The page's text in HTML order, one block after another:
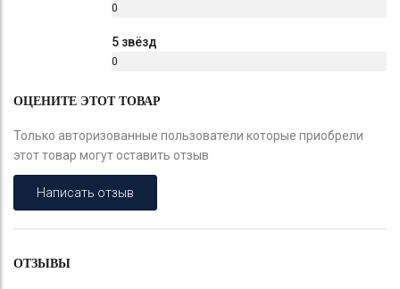
0
5 звёзд
0
ОЦЕНИТЕ ЭТОТ ТОВАР
Только авторизованные пользователи которые приобрели
этот товар могут оставить отзыв
Написать отзыв
ОТЗЫВЫ